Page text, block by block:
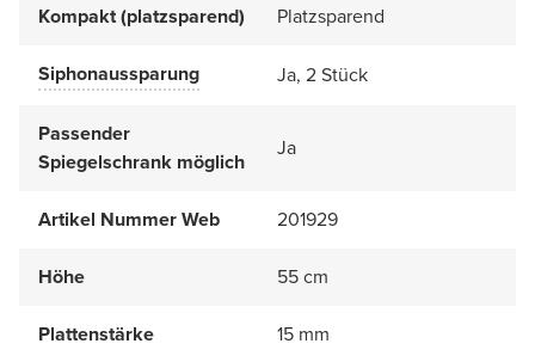
Kompakt (platzsparend) Platzsparend
Siphonaussparung Ja, 2 Stück
Passender
Spiegelschrank möglich
Ja
Artikel Nummer Web 201929
Höhe 55 cm
Plattenstärke 15 mm